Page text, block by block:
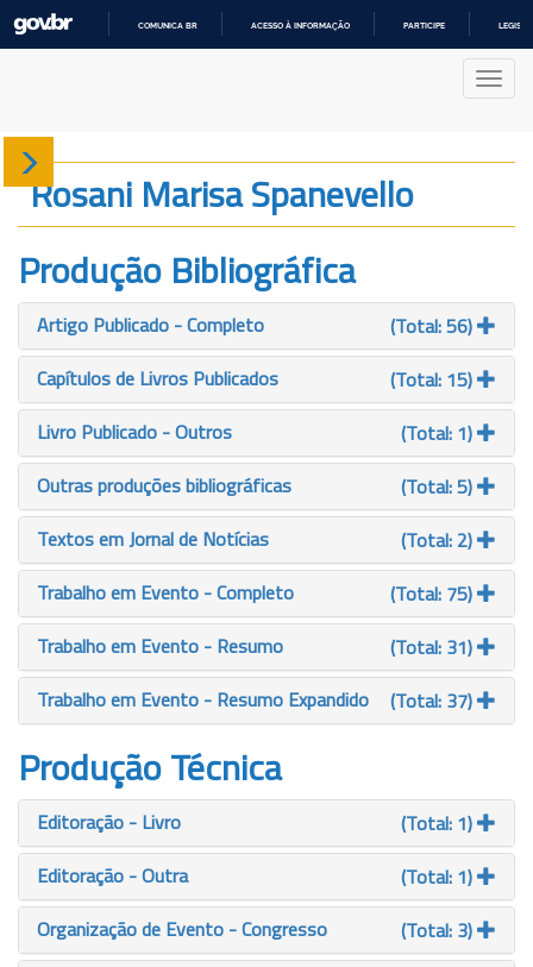
COMUNICA BR ACESSO À INFORMAÇÃO PARTICIPE
Sobre
Produção
Projetos
Gráficos
Rosani Marisa Spanevello
Produção Bibliográfica
Artigo Publicado - Completo
(Total: 56)
Capítulos de Livros Publicados
(Total: 15)
Livro Publicado - Outros
(Total: 1)
Outras produções bibliográficas
(Total: 5)
Textos em Jornal de Notícias
(Total: 2)
Trabalho em Evento - Completo
(Total: 75)
Trabalho em Evento - Resumo
(Total: 31)
Trabalho em Evento - Resumo Expandido
(Total: 37)
Produção Técnica
Editoração - Livro
(Total: 1)
Editoração - Outra
(Total: 1)
Organização de Evento - Congresso
(Total: 3)